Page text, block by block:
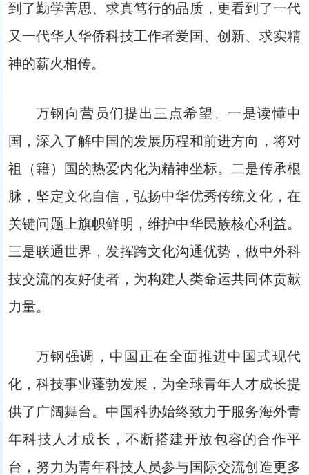
到了勤学善思、求真笃行的品质，更看到了一代
又一代华人华侨科技工作者爱国、创新、求实精
神的薪火相传。
万钢向营员们提出三点希望。一是读懂中
国，深入了解中国的发展历程和前进方向，将对
祖（籍）国的热爱内化为精神坐标。二是传承根
脉，坚定文化自信，弘扬中华优秀传统文化，在
关键问题上旗帜鲜明，维护中华民族核心利益。
三是联通世界，发挥跨文化沟通优势，做中外科
技交流的友好使者，为构建人类命运共同体贡献
力量。
万钢强调，中国正在全面推进中国式现代
化，科技事业蓬勃发展，为全球青年人才成长提
供了广阔舞台。中国科协始终致力于服务海外青
年科技人才成长，不断搭建开放包容的合作平
台，努力为青年科技人员参与国际交流创造更多